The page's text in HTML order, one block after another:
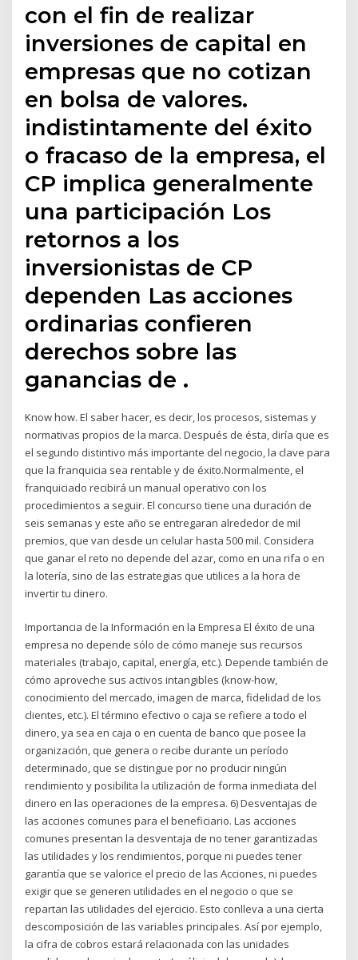
con el fin de realizar
inversiones de capital en
empresas que no cotizan
en bolsa de valores.
indistintamente del éxito
o fracaso de la empresa, el
CP implica generalmente
una participación Los
retornos a los
inversionistas de CP
dependen Las acciones
ordinarias confieren
derechos sobre las
ganancias de .
Know how. El saber hacer, es decir, los procesos, sistemas y
normativas propios de la marca. Después de ésta, diría que es
el segundo distintivo más importante del negocio, la clave para
que la franquicia sea rentable y de éxito.Normalmente, el
franquiciado recibirá un manual operativo con los
procedimientos a seguir. El concurso tiene una duración de
seis semanas y este año se entregaran alrededor de mil
premios, que van desde un celular hasta 500 mil. Considera
que ganar el reto no depende del azar, como en una rifa o en
la lotería, sino de las estrategias que utilices a la hora de
invertir tu dinero.
Importancia de la Información en la Empresa El éxito de una
empresa no depende sólo de cómo maneje sus recursos
materiales (trabajo, capital, energía, etc.). Depende también de
cómo aproveche sus activos intangibles (know-how,
conocimiento del mercado, imagen de marca, fidelidad de los
clientes, etc.). El término efectivo o caja se refiere a todo el
dinero, ya sea en caja o en cuenta de banco que posee la
organización, que genera o recibe durante un período
determinado, que se distingue por no producir ningún
rendimiento y posibilita la utilización de forma inmediata del
dinero en las operaciones de la empresa. 6) Desventajas de
las acciones comunes para el beneficiario. Las acciones
comunes presentan la desventaja de no tener garantizadas
las utilidades y los rendimientos, porque ni puedes tener
garantía que se valorice el precio de las Acciones, ni puedes
exigir que se generen utilidades en el negocio o que se
repartan las utilidades del ejercicio. Esto conlleva a una cierta
descomposición de las variables principales. Así por ejemplo,
la cifra de cobros estará relacionada con las unidades